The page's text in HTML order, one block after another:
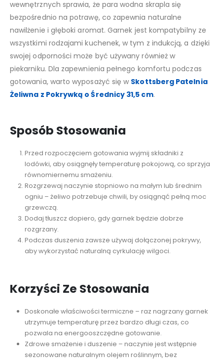
wewnętrznych sprawia, że para wodna skrapla się
bezpośrednio na potrawę, co zapewnia naturalne
nawilżenie i głęboki aromat. Garnek jest kompatybilny ze
wszystkimi rodzajami kuchenek, w tym z indukcją, a dzięki
swojej odporności może być używany również w
piekarniku. Dla zapewnienia pełnego komfortu podczas
gotowania, warto wyposażyć się w Skottsberg Patelnia
Żeliwna z Pokrywką o Średnicy 31,5 cm.
Sposób Stosowania
Przed rozpoczęciem gotowania wyjmij składniki z
lodówki, aby osiągnęły temperaturę pokojową, co sprzyja
równomiernemu smażeniu.
Rozgrzewaj naczynie stopniowo na małym lub średnim
ogniu – żeliwo potrzebuje chwili, by osiągnąć pełną moc
grzewczą.
Dodaj tłuszcz dopiero, gdy garnek będzie dobrze
rozgrzany.
Podczas duszenia zawsze używaj dołączonej pokrywy,
aby wykorzystać naturalną cyrkulację wilgoci.
Korzyści Ze Stosowania
Doskonałe właściwości termiczne – raz nagrzany garnek
utrzymuje temperaturę przez bardzo długi czas, co
pozwala na energooszczędne gotowanie.
Zdrowe smażenie i duszenie – naczynie jest wstępnie
sezonowane naturalnym olejem roślinnym, bez